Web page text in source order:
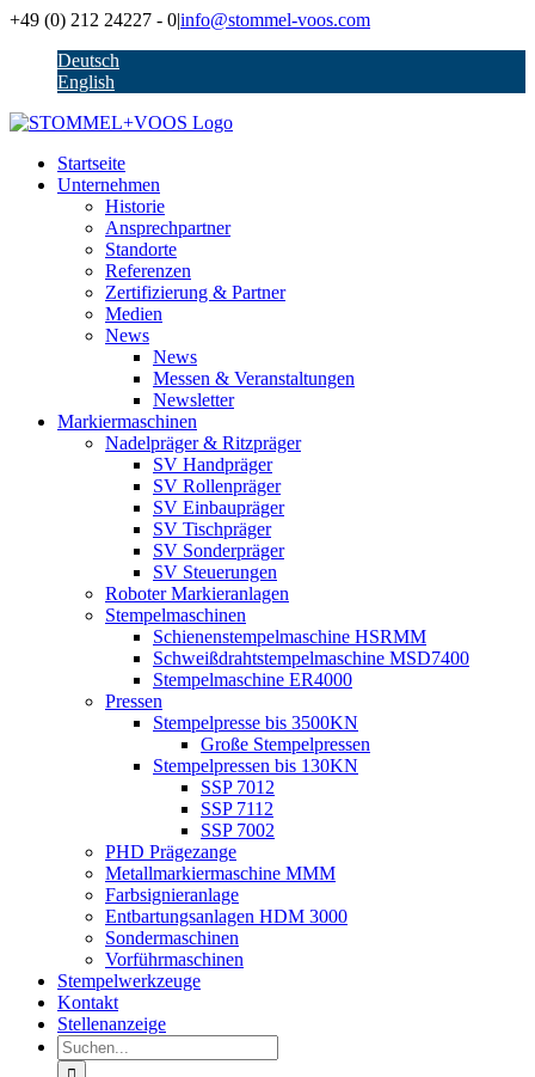
Zum
springen
+49 (0) 212 24227 - 0|info@stommel-voos.com
Deutsch
English
Startseite
Unternehmen
Historie
Ansprechpartner
Standorte
Referenzen
Zertifizierung & Partner
Medien
News
News
Messen & Veranstaltungen
Newsletter
Markiermaschinen
Nadelpräger & Ritzpräger
SV Handpräger
SV Rollenpräger
SV Einbaupräger
SV Tischpräger
SV Sonderpräger
SV Steuerungen
Roboter Markieranlagen
Stempelmaschinen
Schienenstempelmaschine HSRMM
Schweißdrahtstempelmaschine MSD7400
Stempelmaschine ER4000
Pressen
Stempelpresse bis 3500KN
Große Stempelpressen
Stempelpressen bis 130KN
SSP 7012
SSP 7112
SSP 7002
PHD Prägezange
Metallmarkiermaschine MMM
Farbsignieranlage
Entbartungsanlagen HDM 3000
Sondermaschinen
Vorführmaschinen
Stempelwerkzeuge
Kontakt
Stellenanzeige
Suche
nach: